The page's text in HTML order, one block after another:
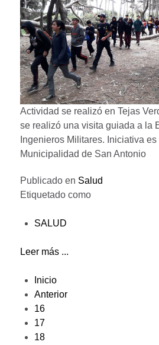
Actividad se realizó en Tejas
se realizó una visita guiada a la
Ingenieros Militares. Iniciativa
Municipalidad de San Antonio
Publicado en Salud
Etiquetado como
SALUD
Leer más ...
Inicio
Anterior
16
17
18